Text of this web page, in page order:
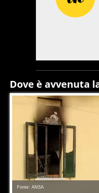
Dove è avvenuta
Fonte: ANSA